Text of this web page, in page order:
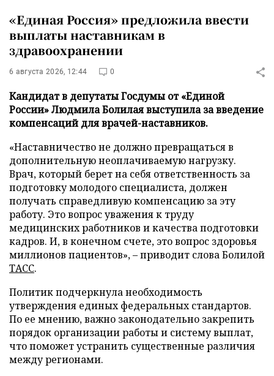
«Единая Россия» предложила ввести
выплаты наставникам в
здравоохранении
6 августа 2026, 12:44 0
Кандидат в депутаты Госдумы от «Единой
России» Людмила Болилая выступила за введение
компенсаций для врачей-наставников.
«Наставничество не должно превращаться в
дополнительную неоплачиваемую нагрузку.
Врач, который берет на себя ответственность за
подготовку молодого специалиста, должен
получать справедливую компенсацию за эту
работу. Это вопрос уважения к труду
медицинских работников и качества подготовки
кадров. И, в конечном счете, это вопрос здоровья
миллионов пациентов», – приводит слова Болилой
ТАСС.
Политик подчеркнула необходимость
утверждения единых федеральных стандартов.
По ее мнению, важно законодательно закрепить
порядок организации работы и систему выплат,
что поможет устранить существенные различия
между регионами.